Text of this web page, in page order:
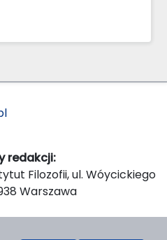
redakcji:
Filozofii, ul. Wóycickiego
Warszawa